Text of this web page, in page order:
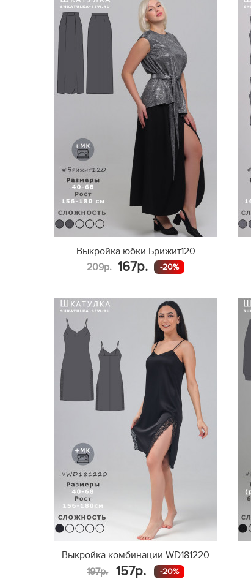
Выкройка юбки Брижит120
209р.
167р. -20%
Выкройка комбинации WD181220
197р.
157р. -20%